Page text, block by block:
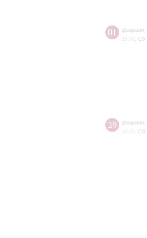
01 февраля
15:00 Сб
29 февраля
15:00 Сб